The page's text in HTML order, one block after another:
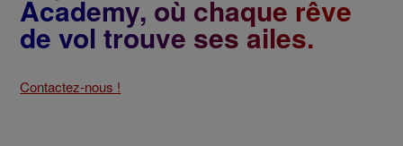
Academy, où chaque rêve
de vol trouve ses ailes.
Contactez-nous !